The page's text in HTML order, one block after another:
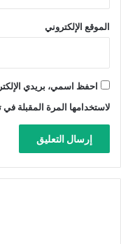
الموقع الإلكتروني
احفظ اسمي، بريدي
لاستخدامها المرة المقبلة في